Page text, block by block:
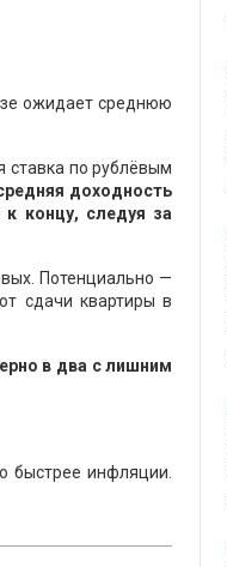
ожидает среднюю
ставка по рублёвым
доходность
к концу, следуя за
Потенциально —
сдачи квартиры в
в два с лишним
быстрее инфляции.